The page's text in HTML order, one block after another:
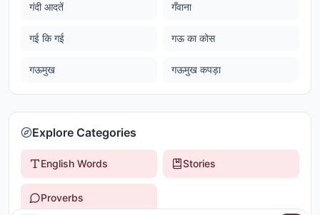
गंदी आदतें गँवाना
गई कि गई गऊ का कोस
गऊमुख गऊमुख कपड़ा
Explore Categories
English Words Stories
Proverbs